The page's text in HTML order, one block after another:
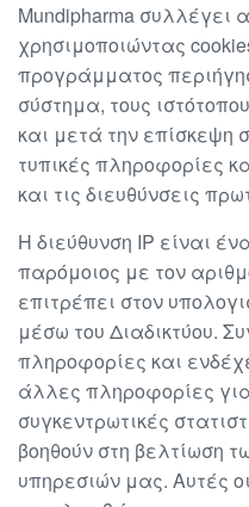
Mundipharma συλλέγει
χρησιμοποιώντας
προγράμματος
σύστημα, τους
και μετά την επίσκεψη
τυπικές πληροφορίες
και τις διευθύνσεις
Η διεύθυνση IP είναι
παρόμοιος με τον
επιτρέπει στον
μέσω του Διαδικτύου.
πληροφορίες και
άλλες πληροφορίες
συγκεντρωτικές
βοηθούν στη βελτίωση
υπηρεσιών μας. Αυτές